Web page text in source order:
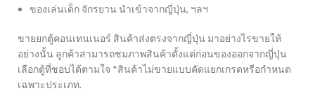
ของเล่นเด็ก จักรยาน นำเข้าจากญี่ปุ่น, ฯลฯ
ขายยกตู้คอนเทนเนอร์ สินค้าส่งตรงจากญี่ปุ่น มาอย่างไรขายให้
อย่างนั้น ลูกค้าสามารถชมภาพสินค้าตั้งแต่ก่อนของออกจากญี่ปุ่น
เลือกตู้ที่ชอบได้ตามใจ *สินค้าไม่ขายแบบคัดแยกเกรดหรือกำหนด
เฉพาะประเภท.